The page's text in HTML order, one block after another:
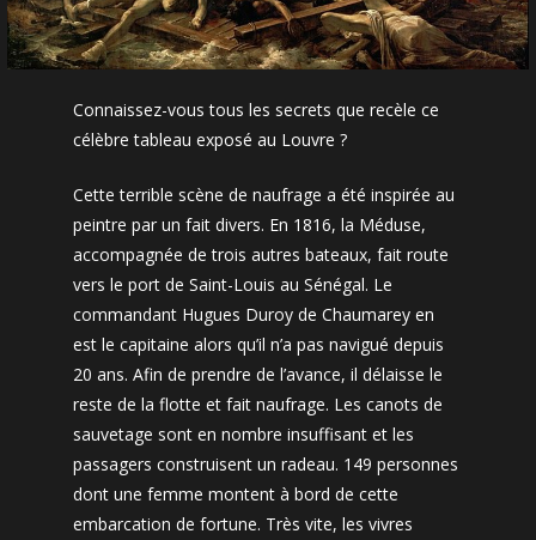
Connaissez-vous tous les secrets que recèle ce
célèbre tableau exposé au Louvre ?
Cette terrible scène de naufrage a été inspirée au
peintre par un fait divers. En 1816, la Méduse,
accompagnée de trois autres bateaux, fait route
vers le port de Saint-Louis au Sénégal. Le
commandant Hugues Duroy de Chaumarey en
est le capitaine alors qu’il n’a pas navigué depuis
20 ans. Afin de prendre de l’avance, il délaisse le
reste de la flotte et fait naufrage. Les canots de
sauvetage sont en nombre insuffisant et les
passagers construisent un radeau. 149 personnes
dont une femme montent à bord de cette
embarcation de fortune. Très vite, les vivres